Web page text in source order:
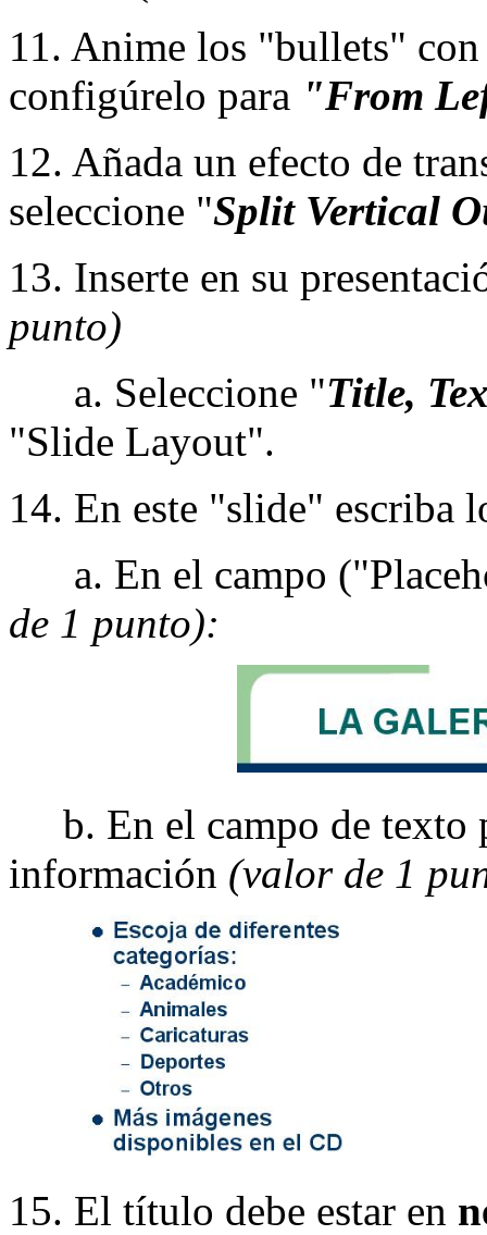
11. Anime los "bullets"
configúrelo para "From
12. Añada un efecto de
seleccione "Split Vertical
13. Inserte en su
punto)
a. Seleccione "Title,
"Slide Layout".
14. En este "slide" escriba
a. En el campo
de 1 punto):
b. En el campo de texto
información (valor de 1
15. El título debe estar en